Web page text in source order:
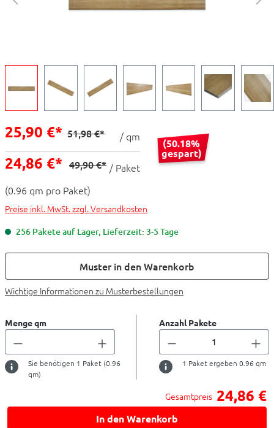
25,90 €* 51,98 €* / qm
24,86 €* 49,90 €* / Paket
(0.96 qm pro Paket)
(50.18%
gespart)
Preise inkl. MwSt. zzgl. Versandkosten
256 Pakete auf Lager, Lieferzeit: 3-5 Tage
Muster in den Warenkorb
Wichtige Informationen zu Musterbestellungen
Menge qm
Sie benötigen 1 Paket (0.96
qm)
Anzahl Pakete
1 Paket ergeben 0.96 qm
Gesamtpreis 24,86 €
In den Warenkorb